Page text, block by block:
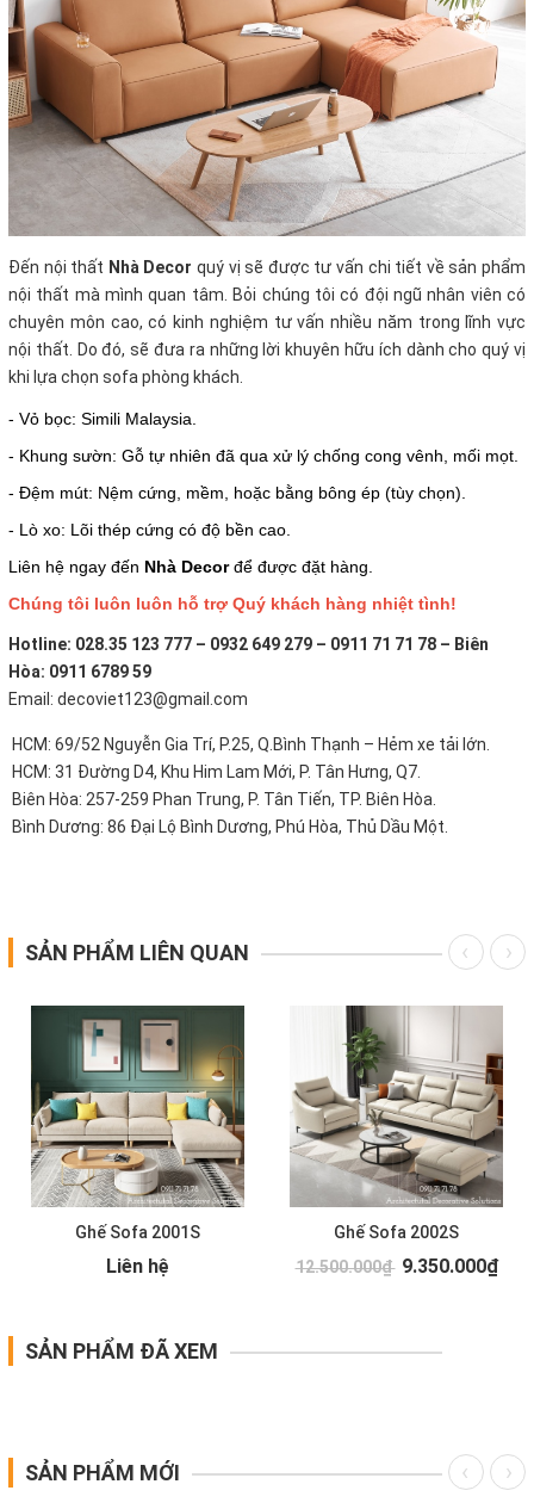
Đến nội thất Nhà Decorquý vị sẽ được tư vấn chi tiết về sản phẩm
nội thất mà mình quan tâm. Bỏi chúng tôi có đội ngũ nhân viên có
chuyên môn cao, có kinh nghiệm tư vấn nhiều năm trong lĩnh vực
nội thất. Do đó, sẽ đưa ra những lời khuyên hữu ích dành cho quý vị
khi lựa chọn sofa phòng khách.
- Vỏ bọc: Simili Malaysia.
- Khung sườn: Gỗ tự nhiên đã qua xử lý chống cong vênh, mối mọt.
- Đệm mút: Nệm cứng, mềm, hoặc bằng bông ép (tùy chọn).
- Lò xo: Lõi thép cứng có độ bền cao.
Liên hệ ngay đến Nhà Decorđể được đặt hàng.
Chúng tôi luôn luôn hỗ trợ Quý khách hàng nhiệt tình!
Hotline: 028.35 123 777 – 0932 649 279 – 0911 71 71 78 – Biên
Hòa: 0911 6789 59
Email: decoviet123@gmail.com
HCM: 69/52 Nguyễn Gia Trí, P.25, Q.Bình Thạnh – Hẻm xe tải lớn.
HCM: 31 Đường D4, Khu Him Lam Mới, P. Tân Hưng, Q7.
Biên Hòa: 257-259 Phan Trung, P. Tân Tiến, TP. Biên Hòa.
Bình Dương: 86 Đại Lộ Bình Dương, Phú Hòa, Thủ Dầu Một.
SẢN PHẨM LIÊN QUAN
Ghế Sofa 2001S
Liên hệ
Ghế Sofa 2002S
12.500.000₫ 9.350.000₫
SẢN PHẨM ĐÃ XEM
SẢN PHẨM MỚI